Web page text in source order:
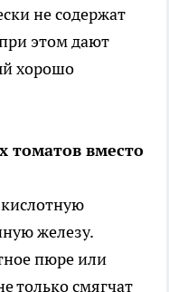
не содержат
этом дают
хорошо
томатов вместо
кислотную
железу.
пюре или
только смягчат